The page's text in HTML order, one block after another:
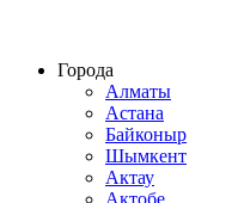
Города
Алматы
Астана
Байконыр
Шымкент
Актау
Актобе